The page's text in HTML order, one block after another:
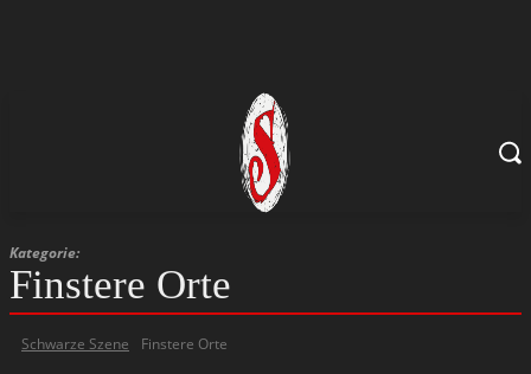
Kategorie:
Finstere Orte
Schwarze Szene Finstere Orte